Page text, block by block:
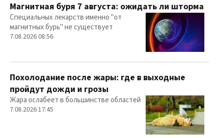
Магнитная буря 7 августа: ожидать ли шторма
Специальных лекарств именно "от
магнитных бурь" не существует
7.08.2026 08:56
Похолодание после жары: где в выходные
пройдут дожди и грозы
Жара ослабеет в большинстве областей
7.08.2026 17:45